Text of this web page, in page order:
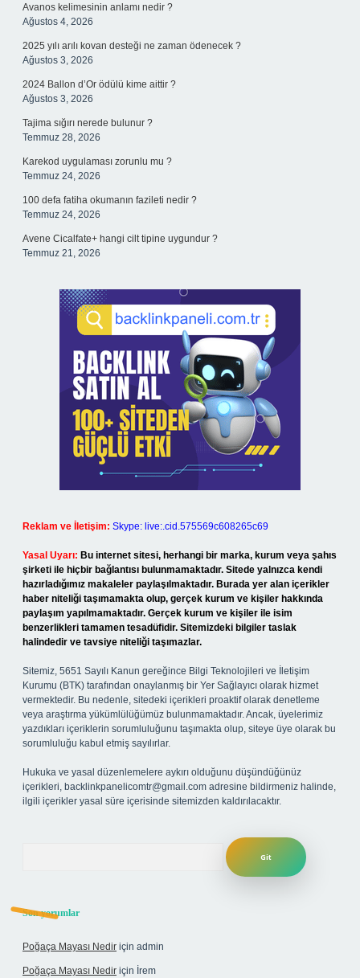
Avanos kelimesinin anlamı nedir ?
Ağustos 4, 2026
2025 yılı arılı kovan desteği ne zaman ödenecek ?
Ağustos 3, 2026
2024 Ballon d’Or ödülü kime aittir ?
Ağustos 3, 2026
Tajima sığırı nerede bulunur ?
Temmuz 28, 2026
Karekod uygulaması zorunlu mu ?
Temmuz 24, 2026
100 defa fatiha okumanın fazileti nedir ?
Temmuz 24, 2026
Avene Cicalfate+ hangi cilt tipine uygundur ?
Temmuz 21, 2026
Reklam ve İletişim: Skype: live:.cid.575569c608265c69
Yasal Uyarı: Bu internet sitesi, herhangi bir marka, kurum veya şahıs
şirketi ile hiçbir bağlantısı bulunmamaktadır. Sitede yalnızca kendi
hazırladığımız makaleler paylaşılmaktadır. Burada yer alan içerikler
haber niteliği taşımamakta olup, gerçek kurum ve kişiler hakkında
paylaşım yapılmamaktadır. Gerçek kurum ve kişiler ile isim
benzerlikleri tamamen tesadüfidir. Sitemizdeki bilgiler taslak
halindedir ve tavsiye niteliği taşımazlar.
Sitemiz, 5651 Sayılı Kanun gereğince Bilgi Teknolojileri ve İletişim
Kurumu (BTK) tarafından onaylanmış bir Yer Sağlayıcı olarak hizmet
vermektedir. Bu nedenle, sitedeki içerikleri proaktif olarak denetleme
veya araştırma yükümlülüğümüz bulunmamaktadır. Ancak, üyelerimiz
yazdıkları içeriklerin sorumluluğunu taşımakta olup, siteye üye olarak bu
sorumluluğu kabul etmiş sayılırlar.
Hukuka ve yasal düzenlemelere aykırı olduğunu düşündüğünüz
içerikleri, backlinkpanelicomtr@gmail.com adresine bildirmeniz halinde,
ilgili içerikler yasal süre içerisinde sitemizden kaldırılacaktır.
Son yorumlar
Poğaça Mayası Nedir için admin
Poğaça Mayası Nedir için İrem